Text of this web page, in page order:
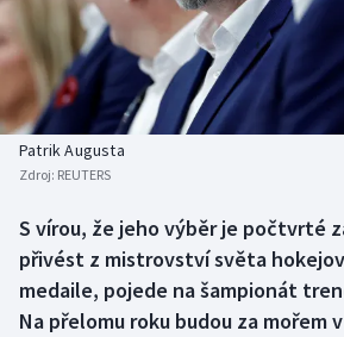
Americký fotbal
Baseball a softbal
Basketbal
Biatlon
Boby a skeleton
Box
NEPŘEHLÉDNĚTE
Soutěže
Historické návraty
Aplikace ČT sport
AZ kvíz
Patrik Augusta
Zdroj: REUTERS
S vírou, že jeho výběr je počtvrté
přivést z mistrovství světa
medaile, pojede na šampionát
Na přelomu roku budou za mořem